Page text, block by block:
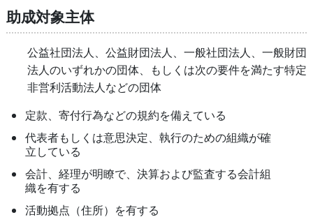
助成対象主体
公益社団法人、公益財団法人、一般社団法人、一般財団
法人のいずれかの団体、もしくは次の要件を満たす特定
非営利活動法人などの団体
定款、寄付行為などの規約を備えている
代表者もしくは意思決定、執行のための組織が確
立している
会計、経理が明瞭で、決算および監査する会計組
織を有する
活動拠点（住所）を有する